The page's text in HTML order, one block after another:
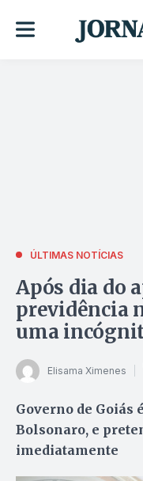
ÚLTIMAS NOTÍCIAS
Após dia do
previdência
uma
Elisama Ximenes
Governo de Goiás
Bolsonaro, e
imediatamente